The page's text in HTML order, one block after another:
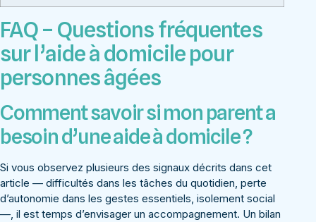
FAQ – Questions fréquentes
sur l’aide à domicile pour
personnes âgées
Comment savoir si mon parent a
besoin d’une aide à domicile ?
Si vous observez plusieurs des signaux décrits dans cet
article — difficultés dans les tâches du quotidien, perte
d’autonomie dans les gestes essentiels, isolement social
—, il est temps d’envisager un accompagnement. Un bilan